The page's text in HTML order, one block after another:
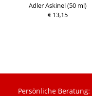
Adler Askinel (50 ml)
€ 13,15
Persönliche Beratung: